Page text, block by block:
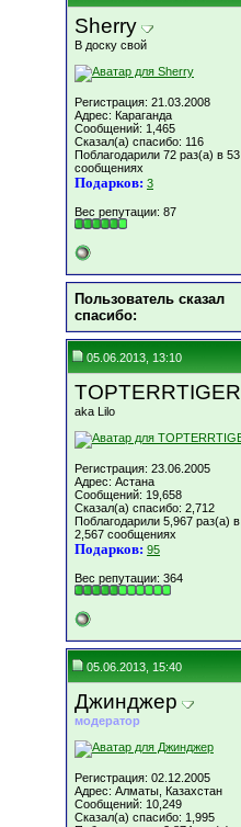
Sherry
В доску свой
Регистрация: 21.03.2008
Адрес: Караганда
Сообщений: 1,465
Сказал(а) спасибо: 116
Поблагодарили 72 раз(а) в 53
сообщениях
Подарков: 3
Вес репутации: 87
Пользователь сказал
cпасибо:
05.06.2013, 13:10
TOPTERRTIGER
aka Lilo
Регистрация: 23.06.2005
Адрес: Астана
Сообщений: 19,658
Сказал(а) спасибо: 2,712
Поблагодарили 5,967 раз(а) в
2,567 сообщениях
Подарков: 95
Вес репутации: 364
05.06.2013, 15:40
Джинджер
модератор
Регистрация: 02.12.2005
Адрес: Алматы, Казахстан
Сообщений: 10,249
Сказал(а) спасибо: 1,995